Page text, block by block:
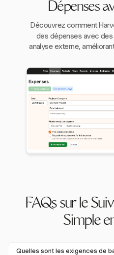
Dépenses
Découvrez comment
des dépenses avec
analyse externe,
FAQs sur le
Simple
Quelles sont les exigences de